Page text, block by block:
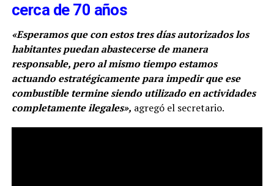
cerca de 70 años
«Esperamos que con estos tres días autorizados los
habitantes puedan abastecerse de manera
responsable, pero al mismo tiempo estamos
actuando estratégicamente para impedir que ese
combustible termine siendo utilizado en actividades
completamente ilegales», agregó el secretario.